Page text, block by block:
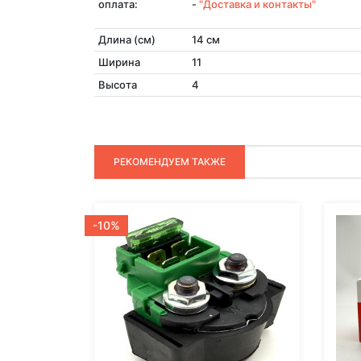
оплата: - "Доставка и контакты"
Длина (см)
14 см
Ширина
11
Высота
4
РЕКОМЕНДУЕМ ТАКЖЕ
-10%